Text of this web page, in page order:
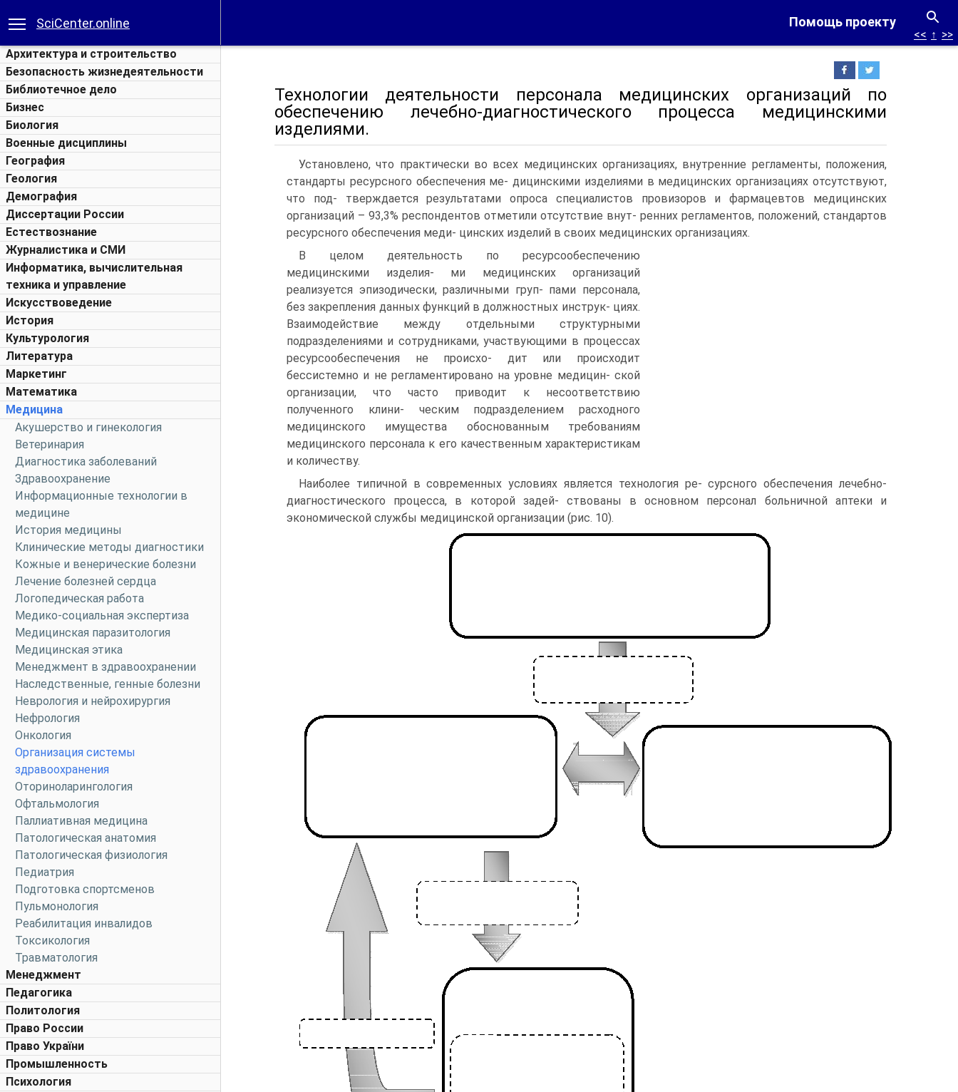
Помощь проекту
SciCenter.online
Архитектура и строительство
Безопасность жизнедеятельности
Библиотечное дело
Бизнес
Биология
Военные дисциплины
География
Геология
Демография
Диссертации России
Естествознание
Журналистика и СМИ
Информатика, вычислительная
техника и управление
Искусствоведение
История
Культурология
Литература
Маркетинг
Математика
Медицина
Акушерство и гинекология
Ветеринария
Диагностика заболеваний
Здравоохранение
Информационные технологии в
медицине
История медицины
Клинические методы диагностики
Кожные и венерические болезни
Лечение болезней сердца
Логопедическая работа
Медико-социальная экспертиза
Медицинская паразитология
Медицинская этика
Менеджмент в здравоохранении
Наследственные, генные болезни
Неврология и нейрохирургия
Нефрология
Онкология
Организация системы
здравоохранения
Оториноларингология
Офтальмология
Паллиативная медицина
Патологическая анатомия
Патологическая физиология
Педиатрия
Подготовка спортсменов
Пульмонология
Реабилитация инвалидов
Токсикология
Травматология
Менеджмент
Педагогика
Политология
Право России
Право України
Промышленность
Психология
<< ↑ >>
Технологии деятельности персонала медицинских организаций по
обеспечению лечебно-диагностического процесса медицинскими
изделиями.
Установлено, что практически во всех медицинских организациях, внутренние регламенты, положения,
стандарты ресурсного обеспечения ме- дицинскими изделиями в медицинских организациях отсутствуют,
что под- тверждается результатами опроса специалистов провизоров и фармацевтов медицинских
организаций – 93,3% респондентов отметили отсутствие внут- ренних регламентов, положений, стандартов
ресурсного обеспечения меди- цинских изделий в своих медицинских организациях.
В целом деятельность по ресурсообеспечению
медицинскими изделия- ми медицинских организаций
реализуется эпизодически, различными груп- пами персонала,
без закрепления данных функций в должностных инструк- циях.
Взаимодействие между отдельными структурными
подразделениями и сотрудниками, участвующими в процессах
ресурсообеспечения не происхо- дит или происходит
бессистемно и не регламентировано на уровне медицин- ской
организации, что часто приводит к несоответствию
полученного клини- ческим подразделением расходного
медицинского имущества обоснованным требованиям
медицинского персонала к его качественным характеристикам
и количеству.
Наиболее типичной в современных условиях является технология ре- сурсного обеспечения лечебно-
диагностического процесса, в которой задей- ствованы в основном персонал больничной аптеки и
экономической службы медицинской организации (рис. 10).